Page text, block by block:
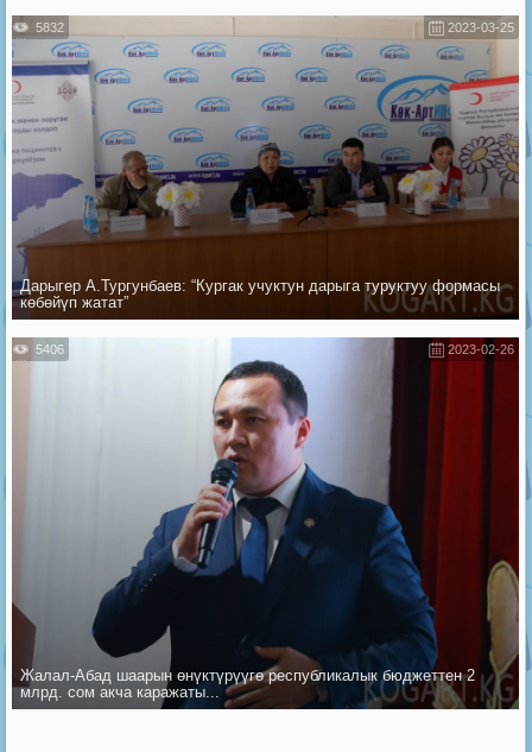
2023-03-25
5832
Дарыгер А.Тургунбаев: “Кургак учуктун дарыга туруктуу формасы
көбөйүп жатат”
2023-02-26
5406
Жалал-Абад шаарын ѳнүктүрүүгѳ республикалык бюджеттен 2
млрд. сом акча каражаты...